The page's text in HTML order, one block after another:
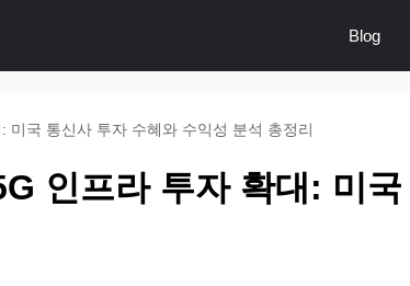
Blog
미국 통신사 투자 수혜와 수익성 분석 총정리
인프라 투자 확대: 미